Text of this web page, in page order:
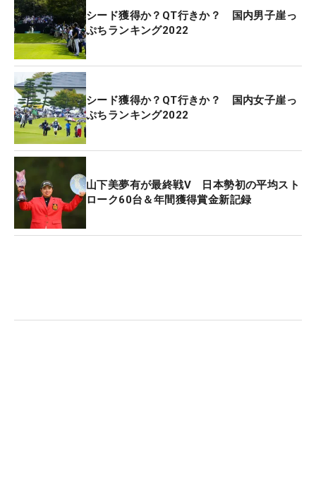
して19位タイに順位を上げて滑り込みで68位に入
り、2季ぶり18回目のシード復帰を決めた。
逆にはじき出されたのは
イ）とマイケル・ヘンドリー（ニュージーラン
ド）、そして、最後のひと枠にはドラマがあった。
賞金ランキング67位と68位で迎えた坂本雄介と宮里
優作の二人。シード圏内の67位で今大会を迎えた坂
本は、最終日に最終9番ホールで3パットボギーを喫
するなど「75」と崩して32位タイから60位タイに
落とした。対して宮里優作は最終日の15ホール目の
6番を終えて仮想ランキングでは圏外にいたが、上
シード獲得か？QT行きか？ 国内男子崖っ
ぷちランキング2022
シード獲得か？QT行きか？ 国内女子崖っ
ぷちランキング2022
山下美夢有が最終戦V 日本勢初の平均スト
ローク60台＆年間獲得賞金新記録